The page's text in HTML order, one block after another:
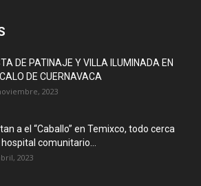
DE PATINAJE Y VILLA ILUMINADA EN
DE CUERNAVACA
2023
a el “Caballo” en Temixco, todo cerca
comunitario...
2023